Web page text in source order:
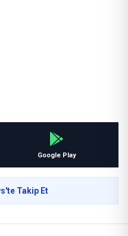
Google Play
Takip Et